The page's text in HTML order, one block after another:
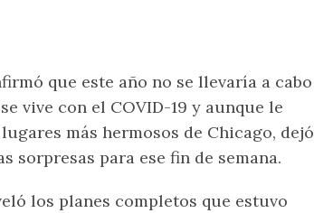
que este año no se llevaría a cabo
vive con el COVID-19 y aunque le
más hermosos de Chicago, dejó
sorpresas para ese fin de semana.
los planes completos que estuvo